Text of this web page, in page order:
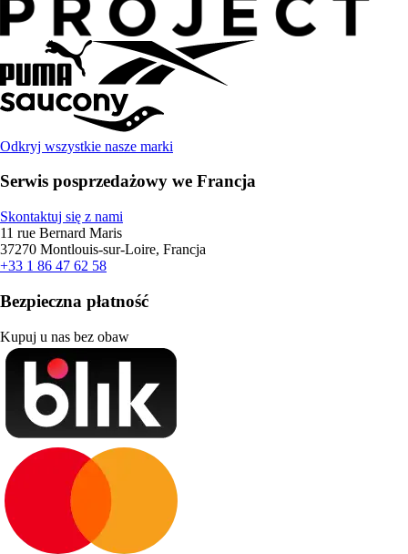
Odkryj wszystkie nasze marki
Serwis posprzedażowy we Francja
Skontaktuj się z nami
11 rue Bernard Maris
37270 Montlouis-sur-Loire, Francja
+33 1 86 47 62 58
Bezpieczna płatność
Kupuj u nas bez obaw